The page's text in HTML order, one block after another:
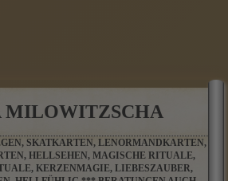
MILOWITZSCHA
SKATKARTEN, LENORMANDKARTEN,
HELLSEHEN, MAGISCHE RITUALE,
KERZENMAGIE, LIEBESZAUBER,